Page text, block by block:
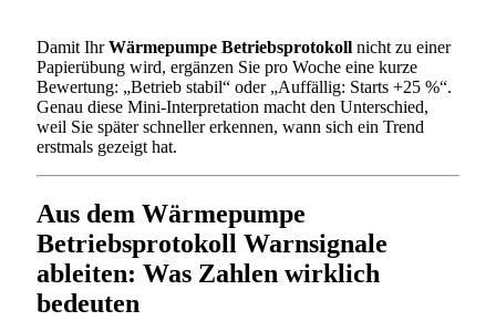
Damit IhrWärmepumpe Betriebsprotokoll nicht zu einer
Papierübung wird, ergänzen Sie pro Woche eine kurze
Bewertung: „Betrieb stabil“ oder „Auffällig: Starts +25 %“.
Genau diese Mini-Interpretation macht den Unterschied,
weil Sie später schneller erkennen, wann sich ein Trend
erstmals gezeigt hat.
Aus dem Wärmepumpe
Betriebsprotokoll Warnsignale
ableiten: Was Zahlen wirklich
bedeuten